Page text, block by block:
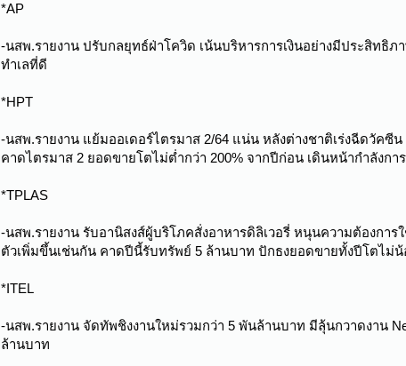
*AP
-นสพ.รายงาน ปรับกลยุทธ์ฝ่าโควิด เน้นบริหารการเงินอย่างมีประสิทธิ
ทำเลที่ดี
*HPT
-นสพ.รายงาน แย้มออเดอร์ไตรมาส 2/64 แน่น หลังต่างชาติเร่งฉีดวัคซี
คาดไตรมาส 2 ยอดขายโตไม่ต่ำกว่า 200% จากปีก่อน เดินหน้ากำลังก
*TPLAS
-นสพ.รายงาน รับอานิสงส์ผู้บริโภคสั่งอาหารดิลิเวอรี่ หนุนความต้องกา
ตัวเพิ่มขึ้นเช่นกัน คาดปีนี้รับทรัพย์ 5 ล้านบาท ปักธงยอดขายทั้งปีโตไม่น้
*ITEL
-นสพ.รายงาน จัดทัพชิงงานใหม่รวมกว่า 5 พันล้านบาท มีลุ้นกวาดงาน
ล้านบาท